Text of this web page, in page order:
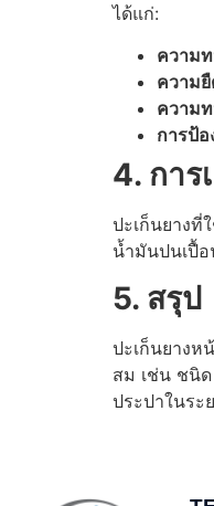
ได้แก่:
ความ
ความ
ความ
การป้
4. การ
ปะเก็นยางที่
น้ำมันปนเปื้อ
5. สรุป
ปะเก็นยางห
สม เช่น ชนิ
ประปาในระ